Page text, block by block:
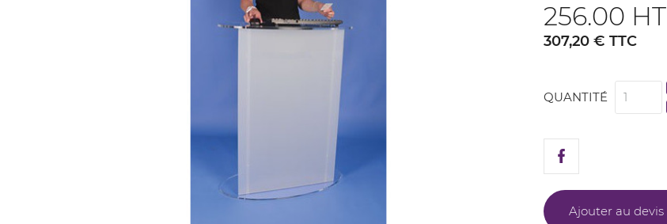
256.00 HT
307,20 € TTC
QUANTITÉ
Ajouter au devis